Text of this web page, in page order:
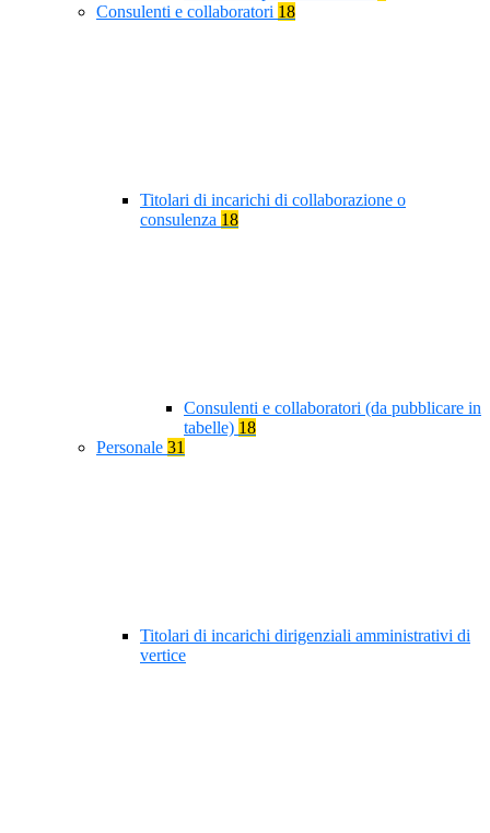
Consulenti e collaboratori 18
Titolari di incarichi di collaborazione o
consulenza 18
Consulenti e collaboratori (da pubblicare in
tabelle) 18
Personale 31
Titolari di incarichi dirigenziali amministrativi di
vertice